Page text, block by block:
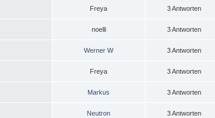
Freya 3 Antworten
noelli 3 Antworten
Werner W 3 Antworten
Freya 3 Antworten
Markus 3 Antworten
Neutron 3 Antworten